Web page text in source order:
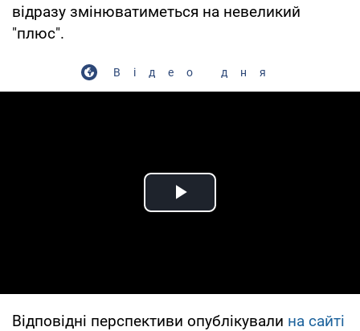
відразу змінюватиметься на невеликий
"плюс".
Відео дня
Play Video
Відповідні перспективи опублікували на сайті